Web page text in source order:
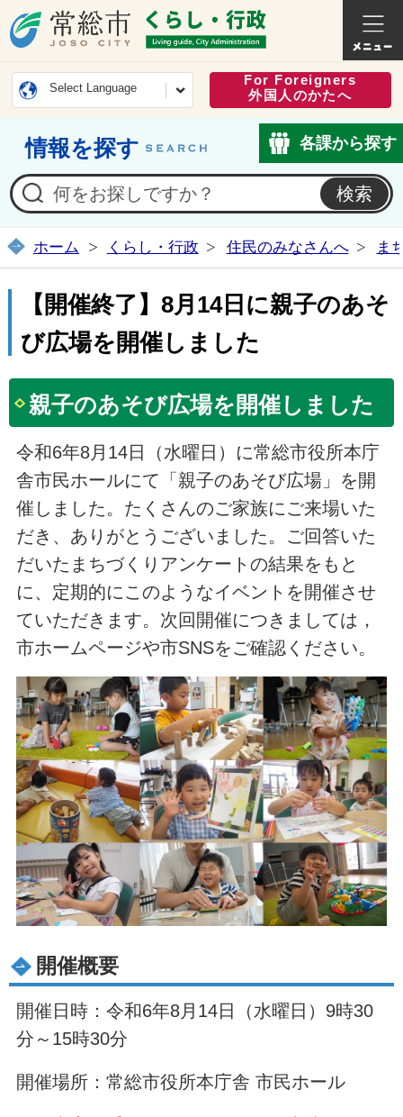
常総市公式ホームページ
くらし
Select Language
For Foreigners
外国人のかたへ
情報を探す 各課から探す
ホーム くらし・行政 住民のみなさんへ ま
【開催終了】8月14日に親子のあそ
び広場を開催しました
親子のあそび広場を開催しました
令和6年8月14日（水曜日）に常総市役所本庁
舎市民ホールにて「親子のあそび広場」を開
催しました。たくさんのご家族にご来場いた
だき、ありがとうございました。ご回答いた
だいたまちづくりアンケートの結果をもと
に、定期的にこのようなイベントを開催させ
ていただきます。次回開催につきましては，
市ホームページや市SNSをご確認ください。
開催概要
開催日時：令和6年8月14日（水曜日）9時30
分～15時30分
開催場所：常総市役所本庁舎 市民ホール